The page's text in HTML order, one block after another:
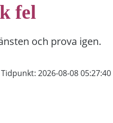
fel
och prova igen.
Tidpunkt: 2026-08-08 05:27:40